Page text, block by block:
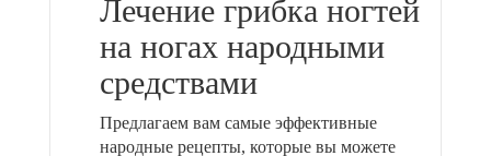
Лечение грибка ногтей
на ногах народными
средствами
Предлагаем вам самые эффективные
народные рецепты, которые вы можете